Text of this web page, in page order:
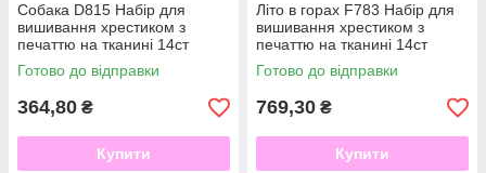
Собака D815 Набір для
вишивання хрестиком з
печаттю на тканині 14ст
Готово до відправки
364,80 ₴
Купити
Літо в горах F783 Набір для
вишивання хрестиком з
печаттю на тканині 14ст
Готово до відправки
769,30 ₴
Купити